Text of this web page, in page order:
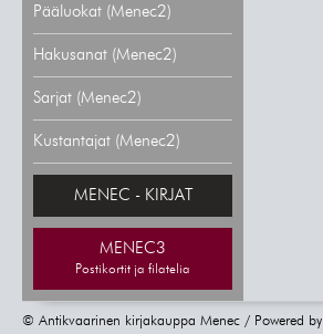
Pääluokat (Menec2)
Hakusanat (Menec2)
Sarjat (Menec2)
Kustantajat (Menec2)
MENEC - KIRJAT
MENEC3
Postikortit ja filatelia
© Antikvaarinen kirjakauppa Menec / Powered by